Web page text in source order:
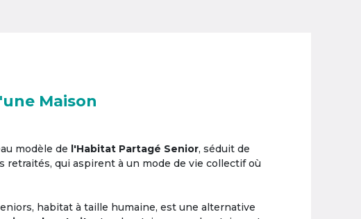
Maison
modèle de l'Habitat Partagé Senior, séduit de
retraités, qui aspirent à un mode de vie collectif où
habitat à taille humaine, est une alternative